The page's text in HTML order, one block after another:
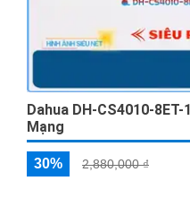
Dahua DH-CS4010-
Mạng
30% 2,880,000 ₫